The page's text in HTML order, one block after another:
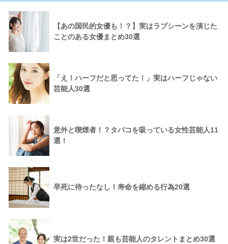
【あの国民的女優も！？】実はラブシーンを演じた
ことのある女優まとめ30選
「え！ハーフだと思ってた！」実はハーフじゃない
芸能人30選
意外と喫煙者！？タバコを吸っている女性芸能人11
選！
早死に待ったなし！寿命を縮める行為20選
実は2世だった！親も芸能人のタレントまとめ30選